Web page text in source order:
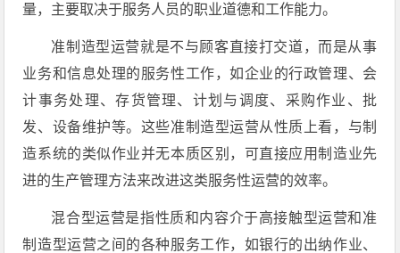
量，主要取决于服务人员的职业道德和工作能力。
准制造型运营就是不与顾客直接打交道，而是从事
业务和信息处理的服务性工作，如企业的行政管理、会
计事务处理、存货管理、计划与调度、采购作业、批
发、设备维护等。这些准制造型运营从性质上看，与制
造系统的类似作业并无本质区别，可直接应用制造业先
进的生产管理方法来改进这类服务性运营的效率。
混合型运营是指性质和内容介于高接触型运营和准
制造型运营之间的各种服务工作，如银行的出纳作业、